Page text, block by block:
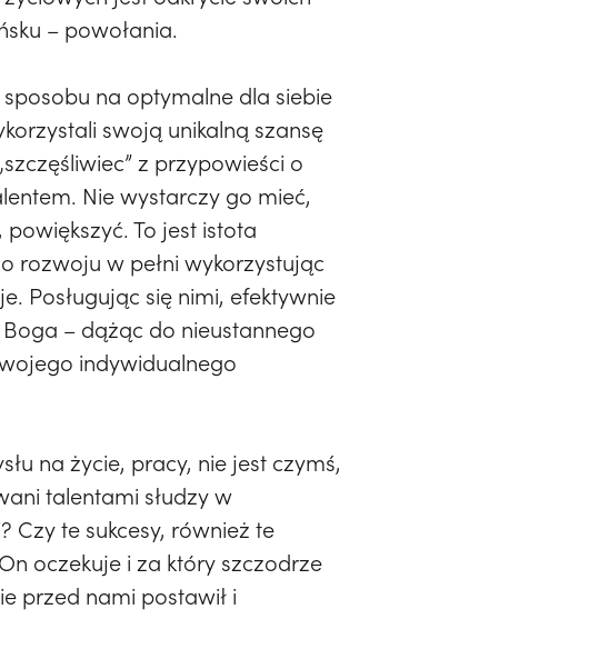
– powołania.
na optymalne dla siebie
swoją unikalną szansę
z przypowieści o
Nie wystarczy go mieć,
To jest istota
rozwoju w pełni wykorzystując
Posługując się nimi, efektywnie
– dążąc do nieustannego
indywidualnego
na życie, pracy, nie jest czymś,
talentami słudzy w
Czy te sukcesy, również te
oczekuje i za który szczodrze
przed nami postawił i